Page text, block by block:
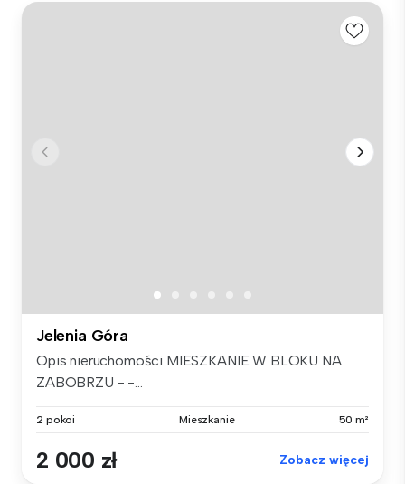
Jelenia Góra
Opis nieruchomości MIESZKANIE W BLOKU NA
ZABOBRZU - -...
2 pokoi Mieszkanie 50 m²
2 000 zł Zobacz więcej